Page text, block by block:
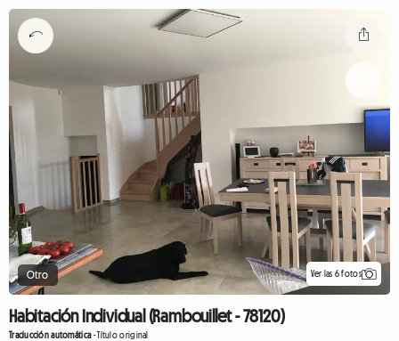
Otro Ver las 6 fotos
Habitación Individual (Rambouillet - 78120)
Traducción automática-Título original